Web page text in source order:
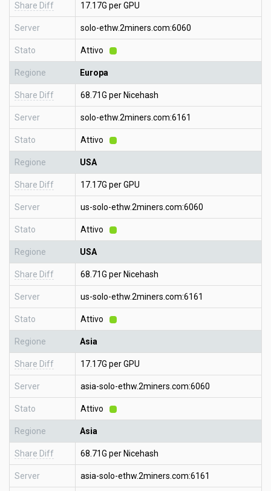
Share Diff 17.17G per GPU
Server solo-ethw.2miners.com:6060
Stato Attivo
Regione Europa
Share Diff 68.71G per Nicehash
Server solo-ethw.2miners.com:6161
Stato Attivo
Regione USA
Share Diff 17.17G per GPU
Server us-solo-ethw.2miners.com:6060
Stato Attivo
Regione USA
Share Diff 68.71G per Nicehash
Server us-solo-ethw.2miners.com:6161
Stato Attivo
Regione Asia
Share Diff 17.17G per GPU
Server asia-solo-ethw.2miners.com:6060
Stato Attivo
Regione Asia
Share Diff 68.71G per Nicehash
Server asia-solo-ethw.2miners.com:6161